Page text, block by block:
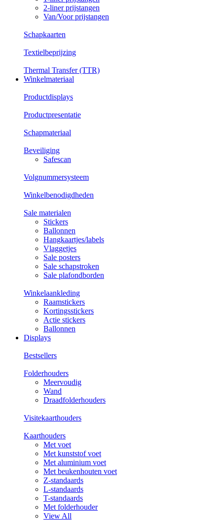
2-liner prijstangen
Van/Voor prijstangen
Schapkaarten
Textielbeprijzing
Thermal Transfer (TTR)
Winkelmateriaal
Productdisplays
Productpresentatie
Schapmateriaal
Beveiliging
Safescan
Volgnummersysteem
Winkelbenodigdheden
Sale materialen
Stickers
Ballonnen
Hangkaartjes/labels
Vlaggetjes
Sale posters
Sale schapstroken
Sale plafondborden
Winkelaankleding
Raamstickers
Kortingsstickers
Actie stickers
Ballonnen
Displays
Bestsellers
Folderhouders
Meervoudig
Wand
Draadfolderhouders
Visitekaarthouders
Kaarthouders
Met voet
Met kunststof voet
Met aluminium voet
Met beukenhouten voet
Z-standaards
L-standaards
T-standaards
Met folderhouder
View All